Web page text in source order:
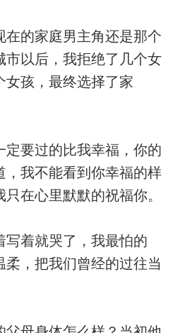
的家庭男主角还是那个
市以后，我拒绝了几个女
女孩，最终选择了家
要过的比我幸福，你的
，我不能看到你幸福的样
在心里默默的祝福你。
着就哭了，我最怕的
，把我们曾经的过往当